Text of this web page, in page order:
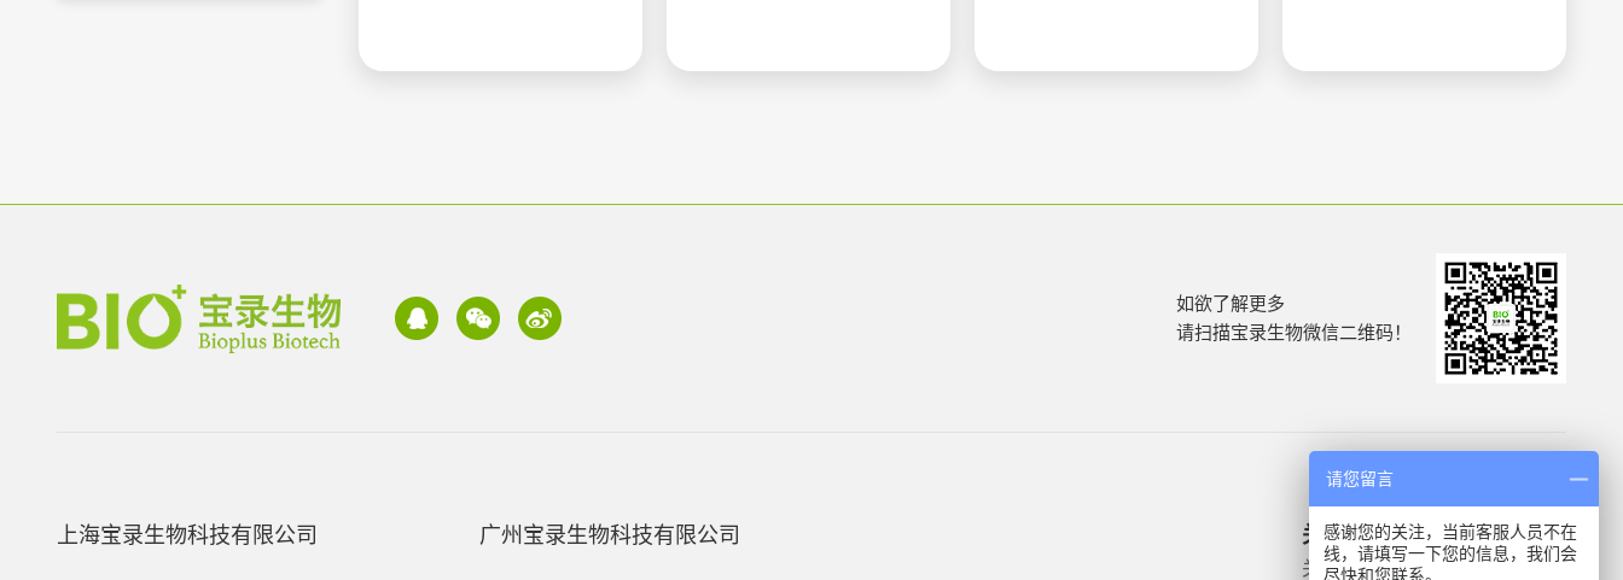
如欲了解更多
请扫描宝录生物微信二维码！
上海宝录生物科技有限公司 广州宝录生物科技有限公司 关于我们
关于我们
产品信息
微生物质控菌株
请您留言
感谢您的关注，当前客服人员不在
线，请填写一下您的信息，我们会
尽快和您联系。